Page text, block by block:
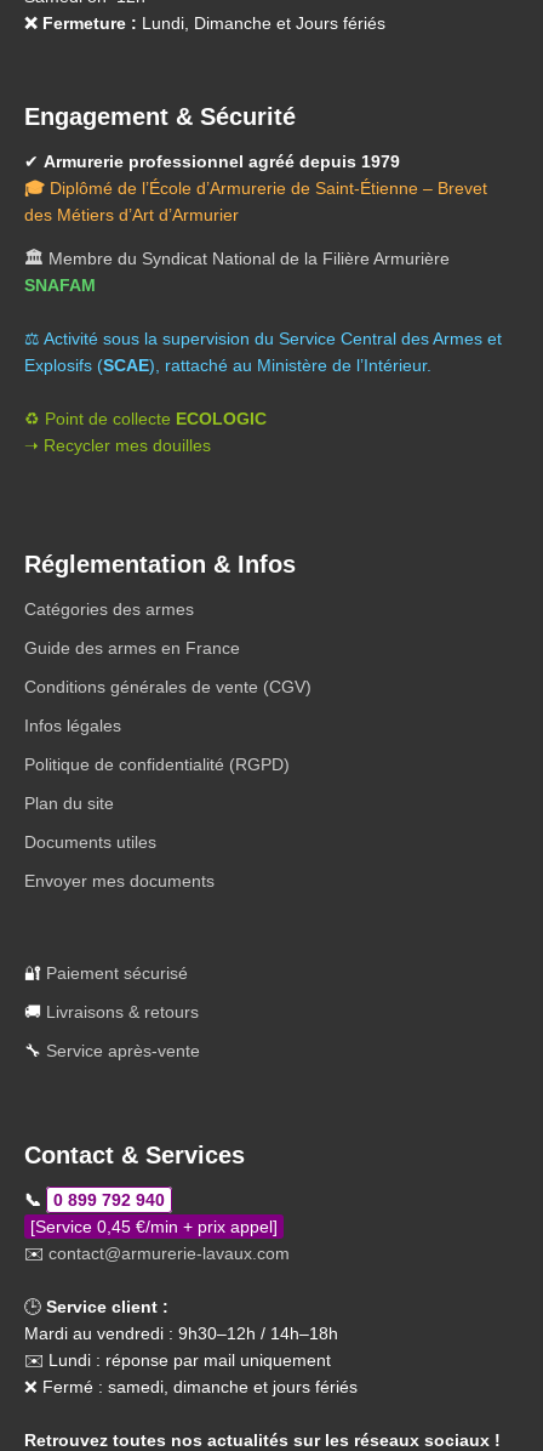
❌ Fermeture : Lundi, Dimanche et Jours fériés
Engagement & Sécurité
✔ Armurerie professionnel agréé depuis 1979
🎓 Diplômé de l’École d’Armurerie de Saint-Étienne – Brevet
des Métiers d’Art d’Armurier
🏛️ Membre du Syndicat National de la Filière Armurière
SNAFAM
⚖️ Activité sous la supervision du Service Central des Armes et
Explosifs (SCAE), rattaché au Ministère de l’Intérieur.
♻️ Point de collecte ECOLOGIC
➝ Recycler mes douilles
Réglementation & Infos
Catégories des armes
Guide des armes en France
Conditions générales de vente (CGV)
Infos légales
Politique de confidentialité (RGPD)
Plan du site
Documents utiles
Envoyer mes documents
🔐 Paiement sécurisé
🚚 Livraisons & retours
🔧 Service après-vente
Contact & Services
📞
0 899 792 940
[Service 0,45 €/min + prix appel]
✉️ contact@armurerie-lavaux.com
🕒 Service client :
Mardi au vendredi : 9h30–12h / 14h–18h
✉️ Lundi : réponse par mail uniquement
❌ Fermé : samedi, dimanche et jours fériés
Retrouvez toutes nos actualités sur les réseaux sociaux !